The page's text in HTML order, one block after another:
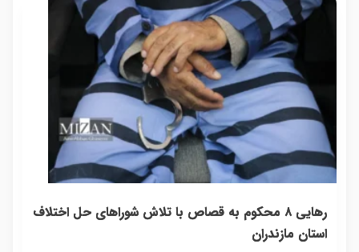
تماس
رهایی ۸ محکوم به قصاص با تلاش شورا‌های حل اختلاف
استان مازندران